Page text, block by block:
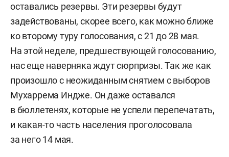
оставались резервы. Эти резервы будут
задействованы, скорее всего, как можно ближе
ко второму туру голосования, с 21 до 28 мая.
На этой неделе, предшествующей голосованию,
нас еще наверняка ждут сюрпризы. Так же как
произошло с неожиданным снятием с выборов
Мухаррема Индже. Он даже оставался
в бюллетенях, которые не успели перепечатать,
и какая-то часть населения проголосовала
за него 14 мая.